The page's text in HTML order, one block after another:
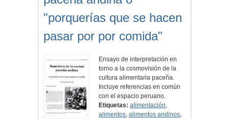
"porquerías que se hacen
pasar por por comida"
Ensayo de interpretación en
torno a la cosmovisión de la
cultura alimentaria paceña.
Incluye referencias en común
con el espacio peruano.
Etiquetas: alimentación,
alimentos,alimentos andinos,